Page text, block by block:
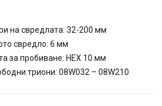
на свредлата: 32-200 мм
свредло: 6 мм
за пробиване: HEX 10 мм
триони: 08W032 – 08W210